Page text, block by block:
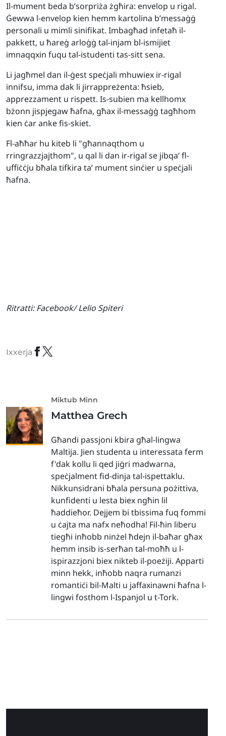
Il-mument beda b’sorpriża żgħira: envelop u rigal.
Ġewwa l-envelop kien hemm kartolina b’messaġġ
personali u mimli sinifikat. Imbagħad infetaħ il-
pakkett, u ħareġ arloġġ tal-injam bl-ismijiet
imnaqqxin fuqu tal-istudenti tas-sitt sena.
Li jagħmel dan il-ġest speċjali mhuwiex ir-rigal
innifsu, imma dak li jirrappreżenta: ħsieb,
apprezzament u rispett. Is-subien ma kellhomx
bżonn jispjegaw ħafna, għax il-messaġġ tagħhom
kien ċar anke fis-skiet.
Fl-aħħar hu kiteb li "għannaqthom u
rringrazzjajthom", u qal li dan ir-rigal se jibqa’ fl-
uffiċċju bħala tifkira ta’ mument sinċier u speċjali
ħafna.
Ritratti: Facebook/ Lelio Spiteri
Ixxerja
Miktub Minn
Matthea Grech
Għandi passjoni kbira għal-lingwa
Maltija. Jien studenta u interessata ferm
f'dak kollu li qed jiġri madwarna,
speċjalment fid-dinja tal-ispettaklu.
Nikkunsidrani bħala persuna pożittiva,
kunfidenti u lesta biex ngħin lil
ħaddieħor. Dejjem bi tbissima fuq fommi
u ċajta ma nafx neħodha! Fil-ħin liberu
tiegħi inħobb ninżel ħdejn il-baħar għax
hemm insib is-serħan tal-moħħ u l-
ispirazzjoni biex nikteb il-poeżiji. Apparti
minn hekk, inħobb naqra rumanzi
romantiċi bil-Malti u jaffaxinawni ħafna l-
lingwi fosthom l-Ispanjol u t-Tork.